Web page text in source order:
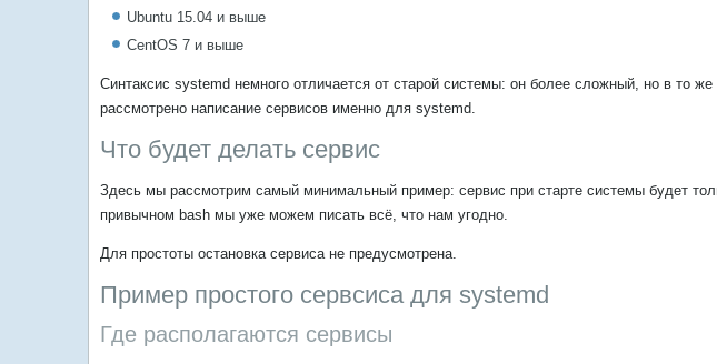
Ubuntu 15.04 и выше
CentOS 7 и выше
Синтаксис systemd немного отличается от старой системы: он более сложный, но в то
рассмотрено написание сервисов именно для systemd.
Что будет делать сервис
Здесь мы рассмотрим самый минимальный пример: сервис при старте системы будет
привычном bash мы уже можем писать всё, что нам угодно.
Для простоты остановка сервиса не предусмотрена.
Пример простого сервсиса для systemd
Где располагаются сервисы